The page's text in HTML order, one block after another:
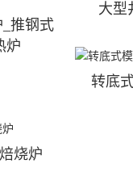
推钢式
炉
大型
转底
烧炉